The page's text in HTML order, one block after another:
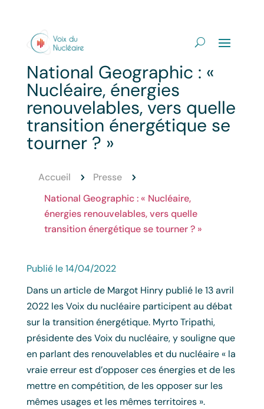
National Geographic : «
Nucléaire, énergies
renouvelables, vers quelle
transition énergétique se
tourner ? »
Accueil 5 Presse 5
National Geographic : « Nucléaire,
énergies renouvelables, vers quelle
transition énergétique se tourner ? »
Publié le 14/04/2022
Dans un article de Margot Hinry publié le 13 avril
2022 les Voix du nucléaire participent au débat
sur la transition énergétique. Myrto Tripathi,
présidente des Voix du nucléaire, y souligne que
en parlant des renouvelables et du nucléaire « la
vraie erreur est d’opposer ces énergies et de les
mettre en compétition, de les opposer sur les
mêmes usages et les mêmes territoires ».